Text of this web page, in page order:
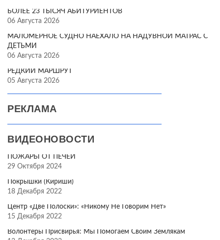
БОЛЕЕ 23 ТЫСЯЧ АБИТУРИЕНТОВ
06 Августа 2026
МАЛОМЕРНОЕ СУДНО НАЕХАЛО НА НАДУВНОЙ МАТРАС С
ДЕТЬМИ
06 Августа 2026
РЕДКИЙ МАРШРУТ
05 Августа 2026
РЕКЛАМА
ВИДЕОНОВОСТИ
ПОЖАРЫ ОТ ПЕЧЕЙ
29 Октября 2024
Покрышки (Кириши)
18 Декабря 2022
Центр «Две Полоски»: «Никому Не Говорим Нет»
15 Декабря 2022
Волонтёры Присвирья: Мы Помогаем Своим Землякам